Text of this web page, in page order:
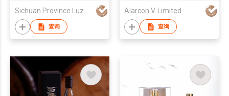
Sichuan Province Luzhou Zhongmao Liquor Co., Ltd
查询
Alarcon V. Limited
查询